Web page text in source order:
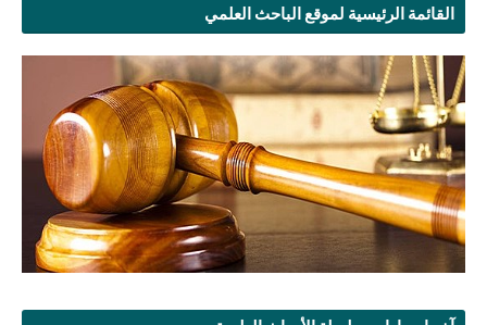
القائمة الرئيسية لموقع الباحث العلمي